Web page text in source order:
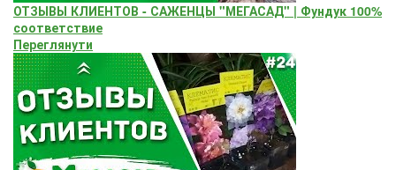
ОТЗЫВЫ КЛИЕНТОВ - САЖЕНЦЫ "МЕГАСАД" | Фундук 100%
соответствие
Переглянути